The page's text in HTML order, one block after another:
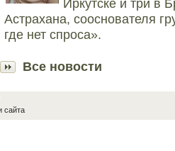
Иркутске и три в
Астрахана, сооснователя
где нет спроса».
Все новости
сайта